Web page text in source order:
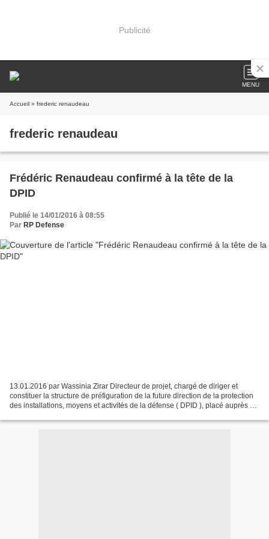
Publicité
MENU
Accueil » frederic renaudeau
frederic renaudeau
Frédéric Renaudeau confirmé à la tête de la
DPID
Publié le 14/01/2016 à 08:55
Par RP Defense
13.01.2016 par Wassinia Zirar Directeur de projet, chargé de diriger et
constituer la structure de préfiguration de la future direction de la protection
des installations, moyens et activités de la défense ( DPID ), placé auprès du